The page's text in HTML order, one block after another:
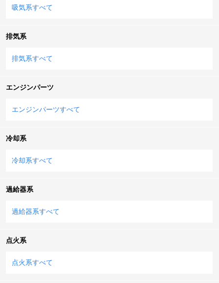
吸気系すべて
排気系
排気系すべて
エンジンパーツ
エンジンパーツすべて
冷却系
冷却系すべて
過給器系
過給器系すべて
点火系
点火系すべて